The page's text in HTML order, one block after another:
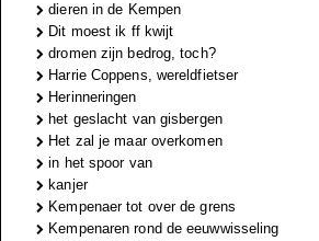
dieren in de Kempen
Dit moest ik ff kwijt
dromen zijn bedrog, toch?
Harrie Coppens, wereldfietser
Herinneringen
het geslacht van gisbergen
Het zal je maar overkomen
in het spoor van
kanjer
Kempenaer tot over de grens
Kempenaren rond de eeuwwisseling